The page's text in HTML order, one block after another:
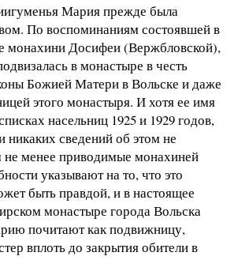
Мария прежде была
По воспоминаниям состоявшей в
монахини Досифеи (Вержбловской),
в монастыре в честь
Божией Матери в Вольске и даже
этого монастыря. И хотя ее имя
насельниц 1925 и 1929 годов,
никаких сведений об этом не
не менее приводимые монахиней
указывают на то, что это
быть правдой, и в настоящее
монастыре города Вольска
почитают как подвижницу,
вплоть до закрытия обители в